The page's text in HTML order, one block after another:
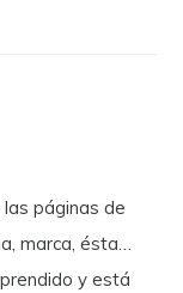
páginas de
marca, ésta…
y está